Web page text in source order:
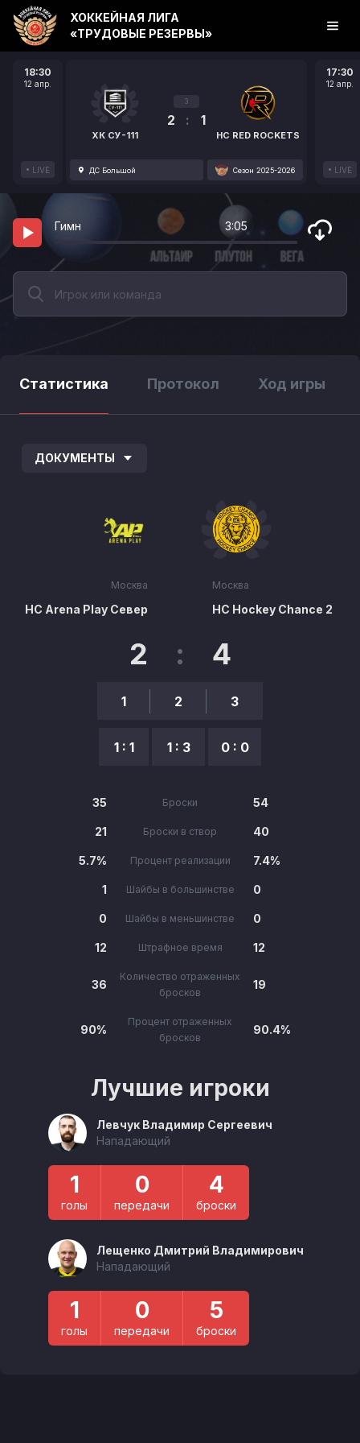
18:30
12 апр.
LIVE
ХК СУ-111
3
2 : 1
HC RED ROCKETS
ДС Большой Сезон 2025-2026
17:30
12 апр.
LIVE
ХОККЕЙНАЯ ЛИГА
«ТРУДОВЫЕ РЕЗЕРВЫ»
Гимн 3:05
Статистика Протокол Ход игры
ДОКУМЕНТЫ
Москва
HC Arena Play Север
2 : 4
1
1 : 1
2
1 : 3
3
0 : 0
Москва
HC Hockey Chance 2
35 Броски 54
21 Броски в створ 40
5.7% Процент реализации 7.4%
1 Шайбы в большинстве 0
0 Шайбы в меньшинстве 0
12 Штрафное время 12
36
Количество отраженных
бросков
19
90%
Процент отраженных
бросков
90.4%
Лучшие игроки
Левчук Владимир Сергеевич
Нападающий
1
голы
0
передачи
4
броски
Лещенко Дмитрий Владимирович
Нападающий
1
голы
0
передачи
5
броски